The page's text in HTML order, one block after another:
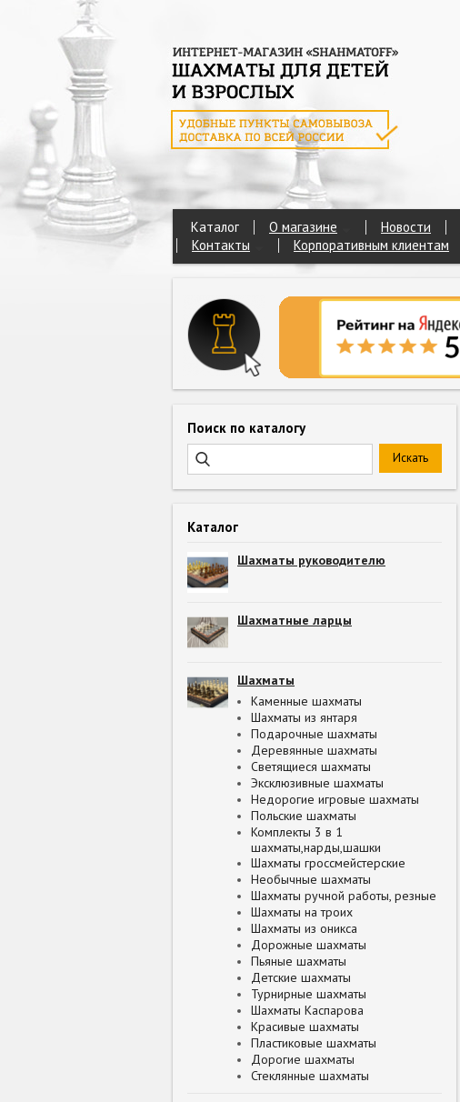
Каталог О магазине Новости
Контакты
Корпоративным клиентам
Поиск по каталогу
Каталог
Шахматы руководителю
Шахматные ларцы
Шахматы
Каменные шахматы
Шахматы из янтаря
Подарочные шахматы
Деревянные шахматы
Светящиеся шахматы
Эксклюзивные шахматы
Недорогие игровые шахматы
Польские шахматы
Комплекты 3 в 1
шахматы,нарды,шашки
Шахматы гроссмейстерские
Необычные шахматы
Шахматы ручной работы, резные
Шахматы на троих
Шахматы из оникса
Дорожные шахматы
Пьяные шахматы
Детские шахматы
Турнирные шахматы
Шахматы Каспарова
Красивые шахматы
Пластиковые шахматы
Дорогие шахматы
Стеклянные шахматы